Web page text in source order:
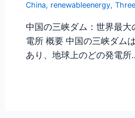
China, renewableenergy,
中国の三峡ダム：世界最
電所 概要 中国の三峡ダム
あり、地球上のどの発電所